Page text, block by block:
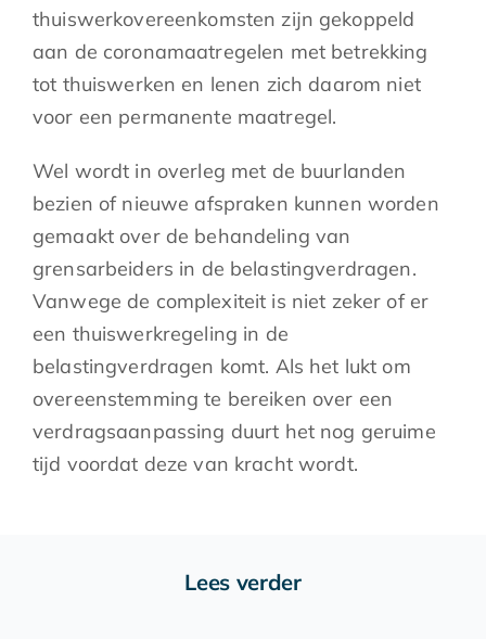
thuiswerkovereenkomsten zijn gekoppeld
aan de coronamaatregelen met betrekking
tot thuiswerken en lenen zich daarom niet
voor een permanente maatregel.
Wel wordt in overleg met de buurlanden
bezien of nieuwe afspraken kunnen worden
gemaakt over de behandeling van
grensarbeiders in de belastingverdragen.
Vanwege de complexiteit is niet zeker of er
een thuiswerkregeling in de
belastingverdragen komt. Als het lukt om
overeenstemming te bereiken over een
verdragsaanpassing duurt het nog geruime
tijd voordat deze van kracht wordt.
Lees verder